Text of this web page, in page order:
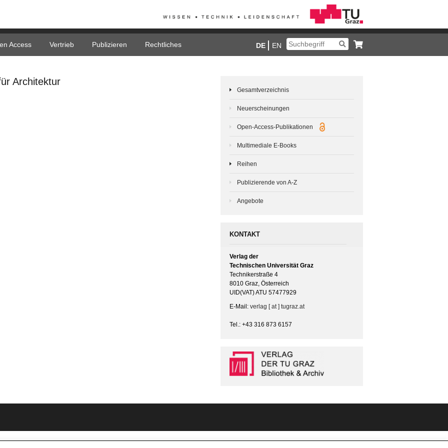
Access Vertrieb Publizieren Rechtliches DE EN
Architektur
Gesamtverzeichnis
Neuerscheinungen
Open-Access-Publikationen
Multimediale E-Books
Reihen
Publizierende von A-Z
Angebote
KONTAKT
Verlag der
Technischen Universität Graz
Technikerstraße 4
8010 Graz, Österreich
UID(VAT) ATU 57477929
E-Mail: verlag [ at ] tugraz.at
Tel.: +43 316 873 6157